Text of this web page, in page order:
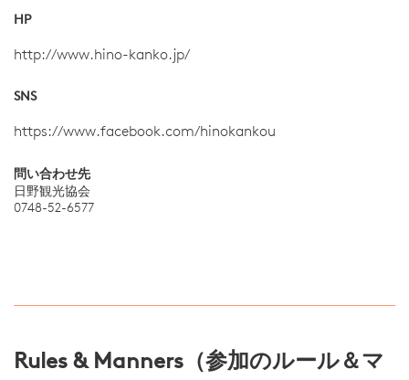
HP
http://www.hino-kanko.jp/
SNS
https://www.facebook.com/hinokankou
問い合わせ先
日野観光協会
0748-52-6577
Rules & Manners（参加のルール＆マ